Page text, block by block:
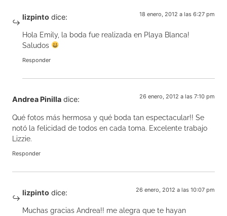
lizpinto dice: 18 enero, 2012 a las 6:27 pm
Hola Emily, la boda fue realizada en Playa Blanca!
Saludos
Responder
Andrea Pinilla dice: 26 enero, 2012 a las 7:10 pm
Qué fotos más hermosa y qué boda tan espectacular!! Se
notó la felicidad de todos en cada toma. Excelente trabajo
Lizzie.
Responder
lizpinto dice: 26 enero, 2012 a las 10:07 pm
Muchas gracias Andrea!! me alegra que te hayan